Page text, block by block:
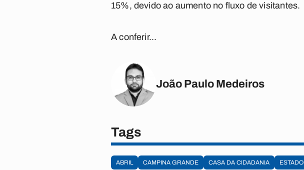
15%, devido ao aumento no fluxo de visitantes.
A conferir...
João Paulo Medeiros
Tags
ABRIL CAMPINA GRANDE CASA DA CIDADANIA ESTADO